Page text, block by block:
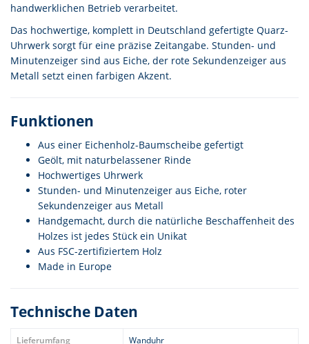
handwerklichen Betrieb verarbeitet.
Das hochwertige, komplett in Deutschland gefertigte Quarz-
Uhrwerk sorgt für eine präzise Zeitangabe. Stunden- und
Minutenzeiger sind aus Eiche, der rote Sekundenzeiger aus
Metall setzt einen farbigen Akzent.
Funktionen
Aus einer Eichenholz-Baumscheibe gefertigt
Geölt, mit naturbelassener Rinde
Hochwertiges Uhrwerk
Stunden- und Minutenzeiger aus Eiche, roter
Sekundenzeiger aus Metall
Handgemacht, durch die natürliche Beschaffenheit des
Holzes ist jedes Stück ein Unikat
Aus FSC-zertifiziertem Holz
Made in Europe
Technische Daten
Lieferumfang
Wanduhr